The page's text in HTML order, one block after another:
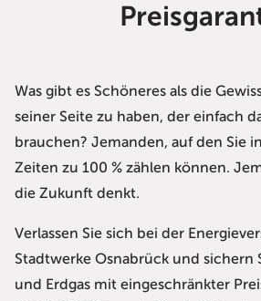
Was gibt es Schöneres als die
seiner Seite zu haben, der einfach
brauchen? Jemanden, auf den Sie
Zeiten zu 100 % zählen können.
die Zukunft denkt.
Verlassen Sie sich bei der
Stadtwerke Osnabrück und sichern
und Erdgas mit eingeschränkter